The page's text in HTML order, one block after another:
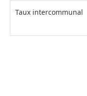
Taux intercommunal